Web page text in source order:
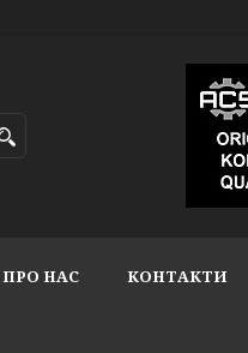
ПРО НАС КОНТАКТИ